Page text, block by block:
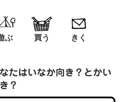
ぶ 買う きく
たはいなか向き？とかい
？